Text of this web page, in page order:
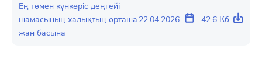
Ең төмен күнкөріс деңгейі
шамасының халықтың орташа
жан басына
22.04.2026 42.6 Кб